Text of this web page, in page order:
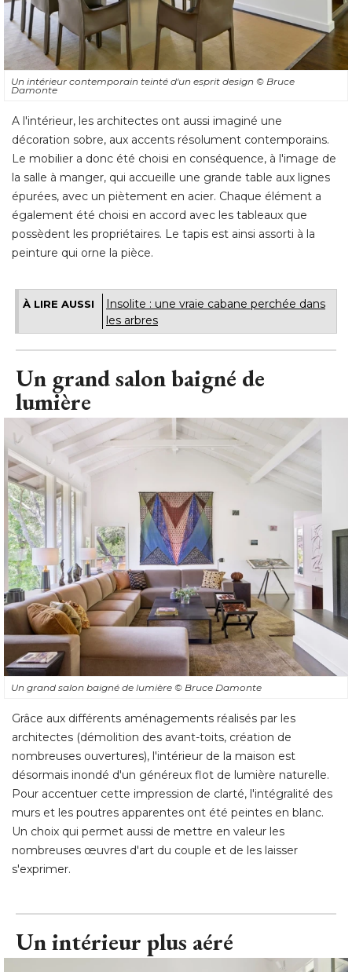
Un intérieur contemporain teinté d'un esprit design © Bruce
Damonte
A l'intérieur, les architectes ont aussi imaginé une
décoration sobre, aux accents résolument contemporains.
Le mobilier a donc été choisi en conséquence, à l'image de
la salle à manger, qui accueille une grande table aux lignes
épurées, avec un piètement en acier. Chaque élément a
également été choisi en accord avec les tableaux que
possèdent les propriétaires. Le tapis est ainsi assorti à la
peinture qui orne la pièce.
À LIRE AUSSI
Insolite : une vraie cabane perchée dans
les arbres
Un grand salon baigné de
lumière
Un grand salon baigné de lumière © Bruce Damonte
Grâce aux différents aménagements réalisés par les
architectes (démolition des avant-toits, création de
nombreuses ouvertures), l'intérieur de la maison est
désormais inondé d'un généreux flot de lumière naturelle.
Pour accentuer cette impression de clarté, l'intégralité des
murs et les poutres apparentes ont été peintes en blanc.
Un choix qui permet aussi de mettre en valeur les
nombreuses œuvres d'art du couple et de les laisser
s'exprimer.
Un intérieur plus aéré